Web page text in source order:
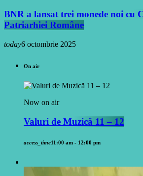
BNR a lansat trei monede noi cu
Patriarhiei Române
today6 octombrie 2025
On air
Now on air
Valuri de Muzică 11 – 12
access_time11:00 am - 12:00 pm